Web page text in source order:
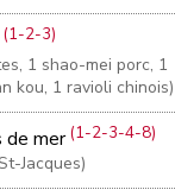
(1-2-3)
1 shao-mei porc, 1
kou, 1 ravioli chinois)
de mer(1-2-3-4-8)
Jacques)